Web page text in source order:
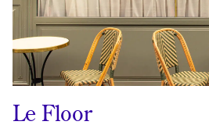
Le Floor